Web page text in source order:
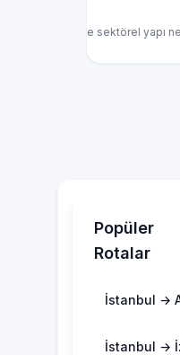
Turhal
Popüler
Rotalar
İstanbul →
İstanbul →